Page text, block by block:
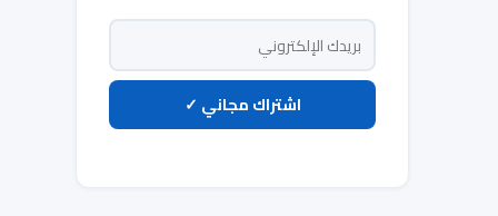
اشتراك مجاني ✓